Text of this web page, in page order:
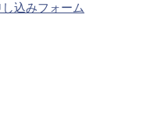
込みフォーム